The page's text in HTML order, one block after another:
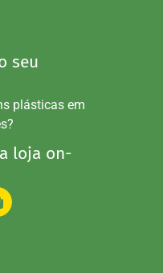
seu
plásticas em
loja on-